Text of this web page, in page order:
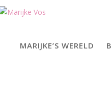
MARIJKE’S WERELD